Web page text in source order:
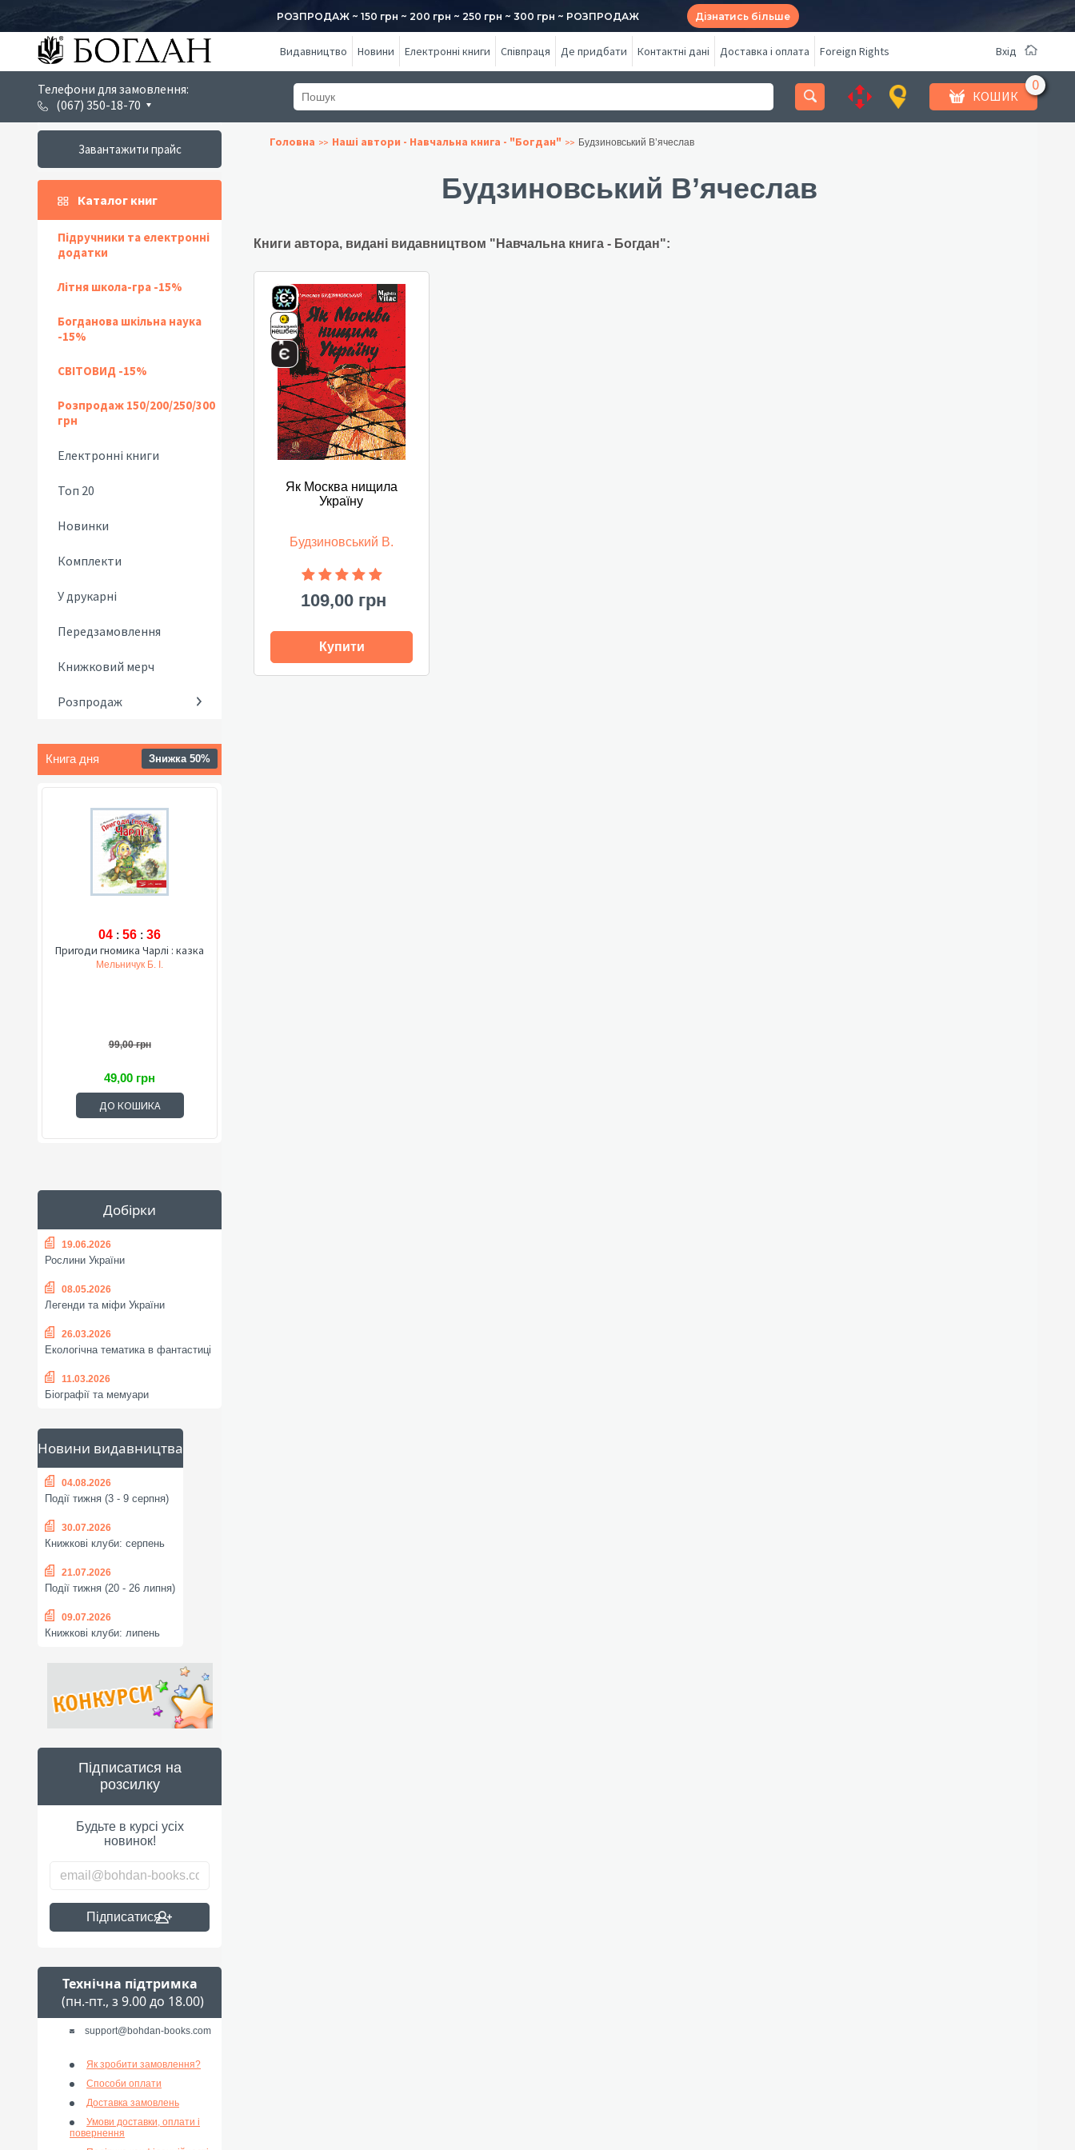
РОЗПРОДАЖ ~ 150 грн ~ 200 грн ~ 250 грн ~ 300 грн ~ РОЗПРОДАЖ Дізнатись більше
Видавництво Новини Електронні книги Співпраця Де придбати Контактні дані Доставка і оплата Foreign Rights Вхід
Телефони для замовлення:
(067) 350-18-70
КОШИК
Завантажити прайс
Каталог книг
Підручники та електронні
додатки
Літня школа-гра -15%
Богданова шкільна наука
-15%
СВІТОВИД -15%
Розпродаж 150/200/250/300
грн
Електронні книги
Топ 20
Новинки
Комплекти
У друкарні
Передзамовлення
Книжковий мерч
Розпродаж
Книга дня Знижка 50%
04 : 56 : 35
Пригоди гномика Чарлі : казка
Мельничук Б. І.
99,00 грн
49,00 грн
ДО КОШИКА
Добірки
19.06.2026
Рослини України
08.05.2026
Легенди та міфи України
26.03.2026
Екологічна тематика в фантастиці
11.03.2026
Біографії та мемуари
Новини видавництва
04.08.2026
Події тижня (3 - 9 серпня)
30.07.2026
Книжкові клуби: серпень
21.07.2026
Події тижня (20 - 26 липня)
09.07.2026
Книжкові клуби: липень
Підписатися на
розсилку
Будьте в курсі усіх
новинок!
Підписатися
Технічна підтримка
(пн.-пт., з 9.00 до 18.00)
support@bohdan-books.com
Як зробити замовлення?
Способи оплати
Доставка замовлень
Умови доставки, оплати і
повернення
Головна Наші автори - Навчальна книга - "Богдан" Будзиновський В’ячеслав
Будзиновський В’ячеслав
Книги автора, видані видавництвом "Навчальна книга - Богдан":
Як Москва нищила
Україну
Будзиновський В.
109,00 грн
Купити